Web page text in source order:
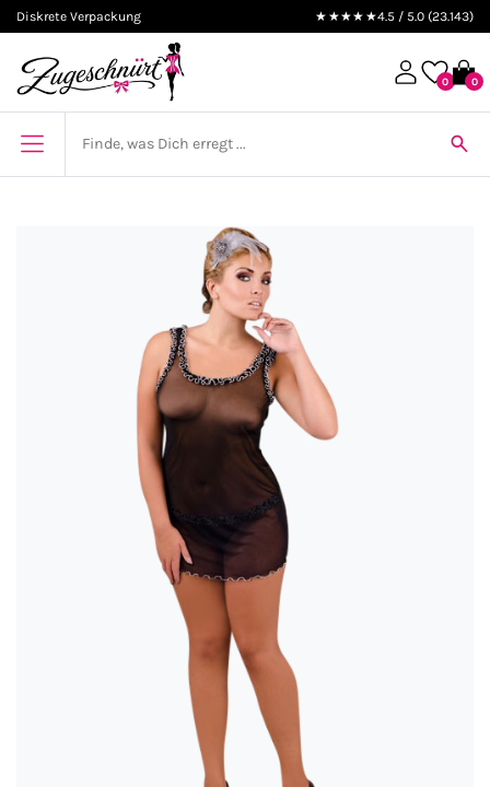
Diskrete Verpackung ★★★★★4.5 / 5.0 (23.143)
0 0